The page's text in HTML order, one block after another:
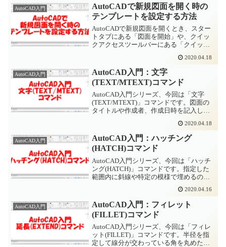
ァイルに保...
AutoCAD入門
AutoCADで新規図面を開く時の
テンプレートを設定する方法
AutoCADで新規図面を開くとき、スター
トタブにある「図面を開始」や、クイッ
クアクセスツールバーにある「クイック
は、テンプレートの指定する画面が表示
されません。このときに、いつも使って
いるテンプレートや、...
2020.04.18
AutoCAD入門
AutoCAD入門：文字
(TEXT/MTEXT)コマンド
AutoCAD入門シリーズ、今回は「文字
(TEXT/MTEXT)」コマンドです。図面の
タイトルや作成者、作成日時を記入した
設計図面においては必要な機能です。
AutoCADで文字を書くにはAutoCADで
は...
2020.04.18
AutoCAD入門
AutoCAD入門：ハッチング
(HATCH)コマンド
AutoCAD入門シリーズ、今回は「ハッチ
ング(HATCH)」コマンドです。指定した
範囲内に斜線や特定の模様で埋めるのが
クリートやタイル、石などの材質を表現
したりするのに使います。AutoCADでの
ハッチ...
2020.04.16
AutoCAD入門
AutoCAD入門：フィレット
(FILLET)コマンド
AutoCAD入門シリーズ、今回は「フィレ
ット(FILLET)」コマンドです。半径を指
定して線分が交わっている角を丸めた